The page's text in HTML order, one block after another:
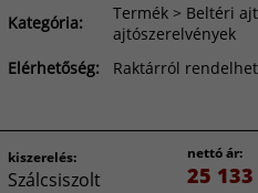
Kategória:
Termék > Beltéri
ajtószerelvények
Elérhetőség:
Raktárról
kiszerelés:
Szálcsiszolt
nettó ár:
25